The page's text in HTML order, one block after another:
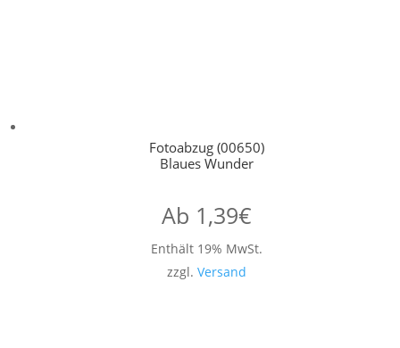
Fotoabzug (00650)
Blaues Wunder
Ab 1,39€
Enthält 19% MwSt.
zzgl. Versand